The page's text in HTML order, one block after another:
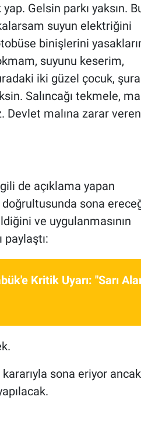
Gelsin parkı yaksın.
suyun elektriğini
binişlerini
suyunu keserim,
iki güzel çocuk,
Salıncağı tekmele,
Devlet malına zarar
de açıklama yapan
sona
ve uygulanmasının
Kritik Uyarı: "Sarı
sona eriyor ancak